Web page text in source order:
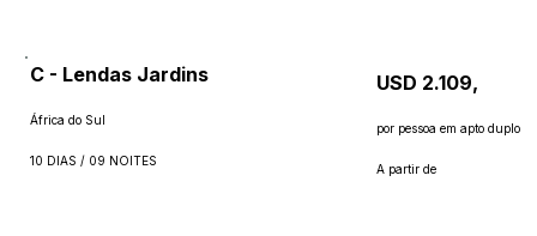
C - Lendas Jardins
África do Sul
10 DIAS / 09 NOITES
A partir de
USD 2.109,
por pessoa em apto duplo